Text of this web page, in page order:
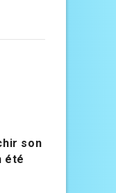
son
été